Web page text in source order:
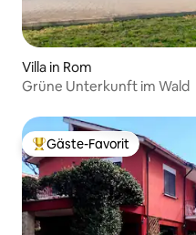
Villa in Rom
Grüne Unterkunft im Wald
Beliebter Gäste-Favorit.
Gäste-Favorit